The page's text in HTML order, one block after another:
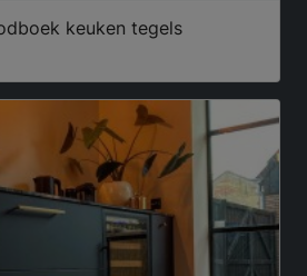
keuken tegels